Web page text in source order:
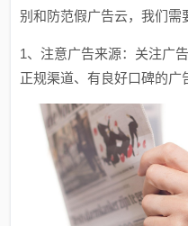
别和防范假广告云，我们需
1、注意广告来源：关注广
正规渠道、有良好口碑的广